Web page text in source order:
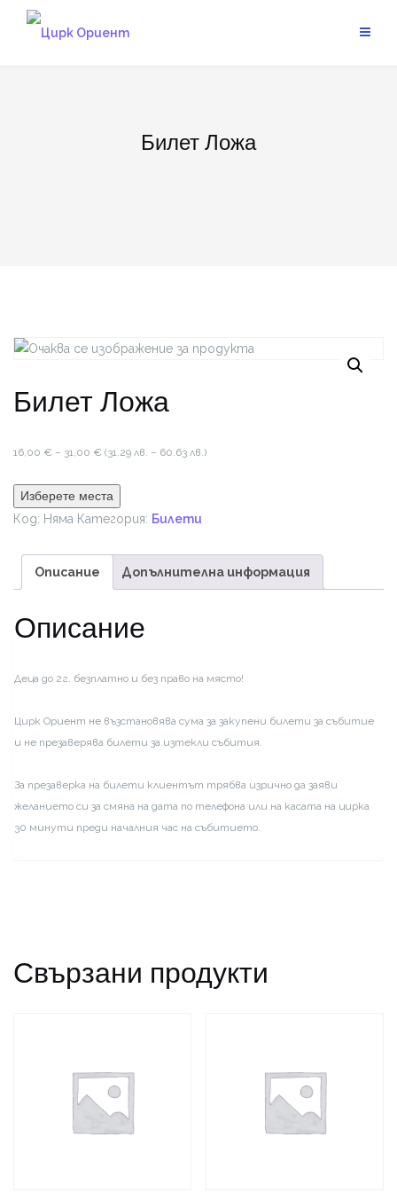
Билет Ложа
Билет Ложа
16,00 € – 31,00 € Price
16,00 €
through
(31.29 лв. – 60.63 лв.)
Изберете места
Код: Няма Категория: Билети
Описание Допълнителна информация
Описание
Деца до 2г. безплатно и без право на място!
Цирк Ориент не възстановява сума за закупени билети за събитие
и не презаверява билети за изтекли събития.
За презаверка на билети клиентът трябва изрично да заяви
желанието си за смяна на дата по телефона или на касата на цирка
30 минути преди началния час на събитието.
Свързани продукти